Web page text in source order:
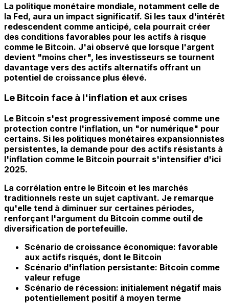
La politique monétaire mondiale, notamment celle de
la Fed, aura un impact significatif. Si les taux d'intérêt
redescendent comme anticipé, cela pourrait créer
des conditions favorables pour les actifs à risque
comme le Bitcoin. J'ai observé que lorsque l'argent
devient "moins cher", les investisseurs se tournent
davantage vers des actifs alternatifs offrant un
potentiel de croissance plus élevé.
Le Bitcoin face à l'inflation et aux crises
Le Bitcoin s'est progressivement imposé comme une
protection contre l'inflation, un "or numérique" pour
certains. Si les politiques monétaires expansionnistes
persistentes, la demande pour des actifs résistants à
l'inflation comme le Bitcoin pourrait s'intensifier d'ici
2025.
La corrélation entre le Bitcoin et les marchés
traditionnels reste un sujet captivant. Je remarque
qu'elle tend à diminuer sur certaines périodes,
renforçant l'argument du Bitcoin comme outil de
diversification de portefeuille.
Scénario de croissance économique: favorable
aux actifs risqués, dont le Bitcoin
Scénario d'inflation persistante: Bitcoin comme
valeur refuge
Scénario de récession: initialement négatif mais
potentiellement positif à moyen terme